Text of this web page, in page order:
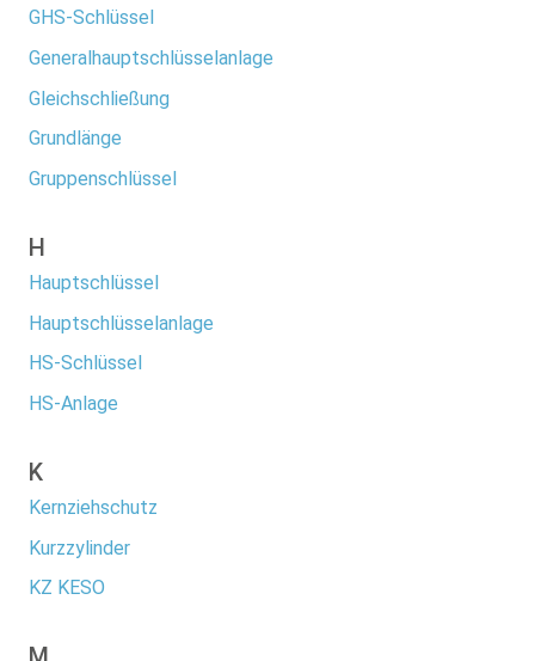
GHS-Schlüssel
Generalhauptschlüsselanlage
Gleichschließung
Grundlänge
Gruppenschlüssel
H
Hauptschlüssel
Hauptschlüsselanlage
HS-Schlüssel
HS-Anlage
K
Kernziehschutz
Kurzzylinder
KZ KESO